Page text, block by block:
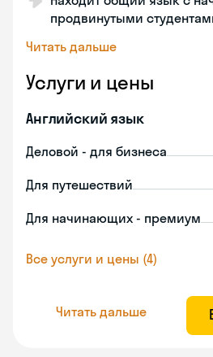
продвинутыми
Читать дальше
Услуги и цены
Английский язык
Деловой - для бизнеса
Для путешествий
Для начинающих - премиум
Все услуги и цены (4)
Читать дальше